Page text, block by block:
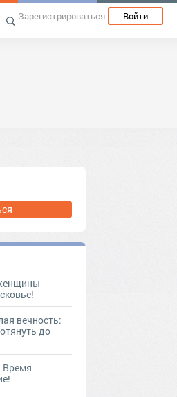
Зарегистрироваться Войти
вечность:
до
Время